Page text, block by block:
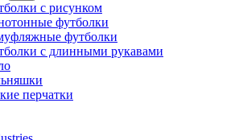
с рисунком
футболки
футболки
с длинными рукавами
перчатки